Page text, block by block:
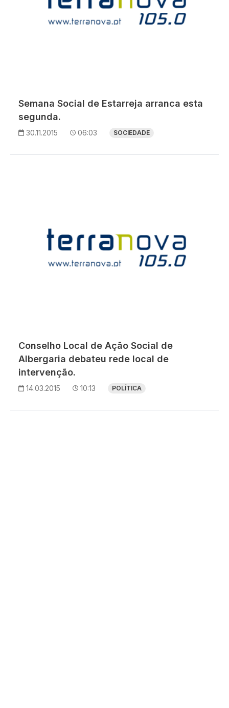
Semana Social de Estarreja arranca esta
segunda.
30.11.2015 06:03 SOCIEDADE
Conselho Local de Ação Social de
Albergaria debateu rede local de
intervenção.
14.03.2015 10:13 POLÍTICA